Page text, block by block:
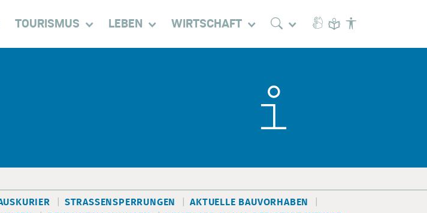
TOURISMUS LEBEN WIRTSCHAFT
STRASSENSPERRUNGEN
AKTUELLE BAUVORHABEN